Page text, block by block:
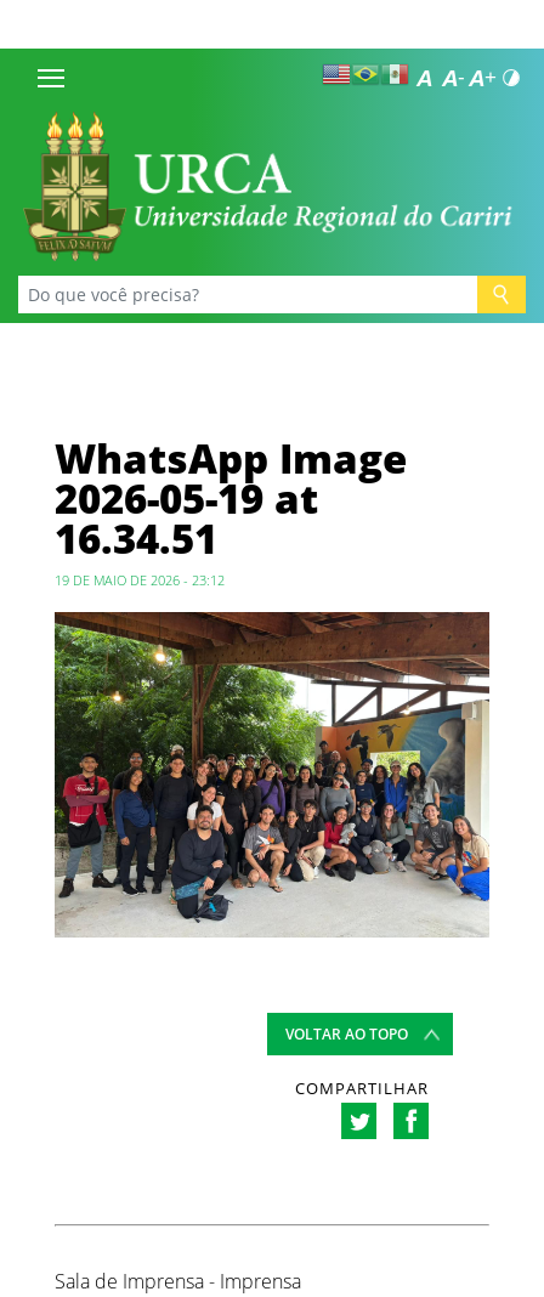
WhatsApp Image
2026-05-19 at
16.34.51
19 DE MAIO DE 2026 - 23:12
VOLTAR AO TOPO
COMPARTILHAR
Sala de Imprensa - Imprensa